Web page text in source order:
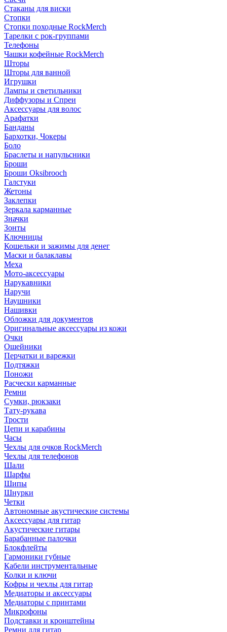
Стаканы для виски
Стопки
Стопки походные RockMerch
Тарелки с рок-группами
Телефоны
Чашки кофейные RockMerch
Шторы
Шторы для ванной
Игрушки
Лампы и светильники
Диффузоры и Спреи
Аксессуары для волос
Арафатки
Банданы
Бархотки, Чокеры
Боло
Браслеты и напульсники
Броши
Броши Oksibrooch
Галстуки
Жетоны
Заклепки
Зеркала карманные
Значки
Зонты
Ключницы
Кошельки и зажимы для денег
Маски и балаклавы
Меха
Мото-аксессуары
Нарукавники
Наручи
Наушники
Нашивки
Обложки для документов
Оригинальные аксессуары из кожи
Очки
Ошейники
Перчатки и варежки
Подтяжки
Поножи
Расчески карманные
Ремни
Сумки, рюкзаки
Тату-рукава
Трости
Цепи и карабины
Часы
Чехлы для очков RockMerch
Чехлы для телефонов
Шали
Шарфы
Шипы
Шнурки
Четки
Автономные акустические системы
Аксессуары для гитар
Акустические гитары
Барабанные палочки
Блокфлейты
Гармоники губные
Кабели инструментальные
Колки и ключи
Кофры и чехлы для гитар
Медиаторы и аксессуары
Медиаторы с принтами
Микрофоны
Подставки и кронштейны
Ремни для гитар